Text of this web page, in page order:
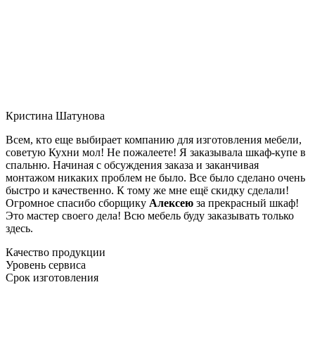
Кристина Шатунова
Всем, кто еще выбирает компанию для изготовления мебели,
советую Кухни мол! Не пожалеете! Я заказывала шкаф-купе в
спальню. Начиная с обсуждения заказа и заканчивая
монтажом никаких проблем не было. Все было сделано очень
быстро и качественно. К тому же мне ещё скидку сделали!
Огромное спасибо сборщику Алексею за прекрасный шкаф!
Это мастер своего дела! Всю мебель буду заказывать только
здесь.
Качество продукции
Уровень сервиса
Срок изготовления